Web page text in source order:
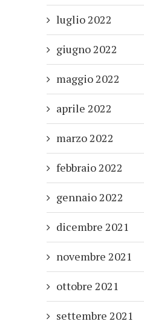
luglio 2022
giugno 2022
maggio 2022
aprile 2022
marzo 2022
febbraio 2022
gennaio 2022
dicembre 2021
novembre 2021
ottobre 2021
settembre 2021